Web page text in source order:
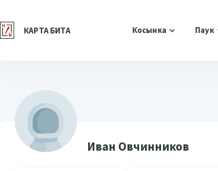
КАРТА БИТА Косынка Паук
Иван Овчинников